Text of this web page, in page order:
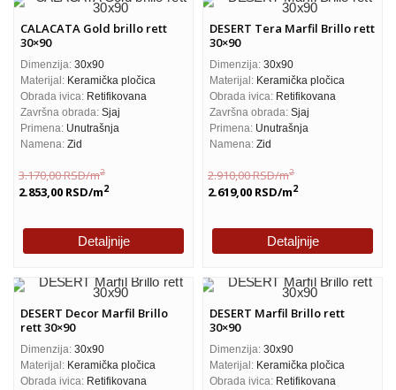
CALACATA Gold brillo rett
30×90
Dimenzija: 30x90
Materijal: Keramička pločica
Obrada ivica: Retifikovana
Završna obrada: Sjaj
Primena: Unutrašnja
Namena: Zid
3.170,00RSD/m2
2.853,00 RSD/m2
Detaljnije
DESERT Tera Marfil Brillo rett
30×90
Dimenzija: 30x90
Materijal: Keramička pločica
Obrada ivica: Retifikovana
Završna obrada: Sjaj
Primena: Unutrašnja
Namena: Zid
2.910,00RSD/m2
2.619,00 RSD/m2
Detaljnije
DESERT Decor Marfil Brillo
rett 30×90
Dimenzija: 30x90
Materijal: Keramička pločica
Obrada ivica: Retifikovana
DESERT Marfil Brillo rett
30×90
Dimenzija: 30x90
Materijal: Keramička pločica
Obrada ivica: Retifikovana